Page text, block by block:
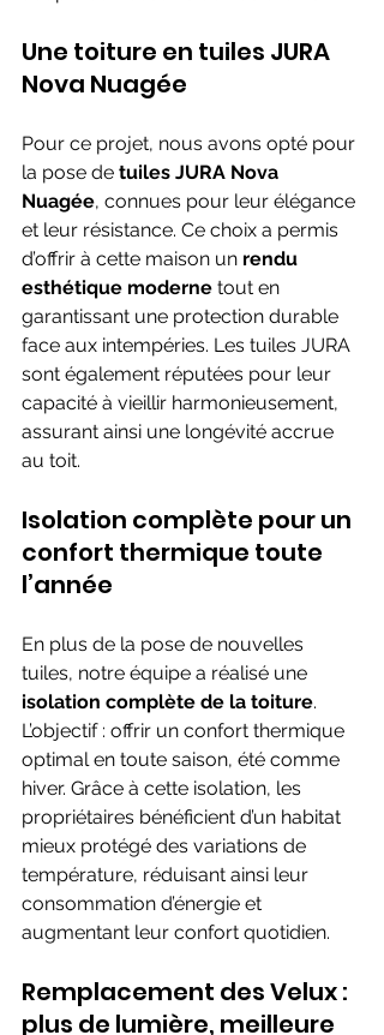
Une toiture en tuiles JURA
Nova Nuagée
Pour ce projet, nous avons opté pour
la pose de tuiles JURA Nova
Nuagée, connues pour leur élégance
et leur résistance. Ce choix a permis
d’offrir à cette maison un rendu
esthétique moderne tout en
garantissant une protection durable
face aux intempéries. Les tuiles JURA
sont également réputées pour leur
capacité à vieillir harmonieusement,
assurant ainsi une longévité accrue
au toit.
Isolation complète pour un
confort thermique toute
l’année
En plus de la pose de nouvelles
tuiles, notre équipe a réalisé une
isolation complète de la toiture.
L’objectif : offrir un confort thermique
optimal en toute saison, été comme
hiver. Grâce à cette isolation, les
propriétaires bénéficient d’un habitat
mieux protégé des variations de
température, réduisant ainsi leur
consommation d’énergie et
augmentant leur confort quotidien.
Remplacement des Velux :
plus de lumière, meilleure